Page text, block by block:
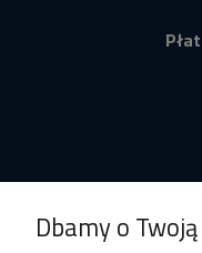
Dbamy o